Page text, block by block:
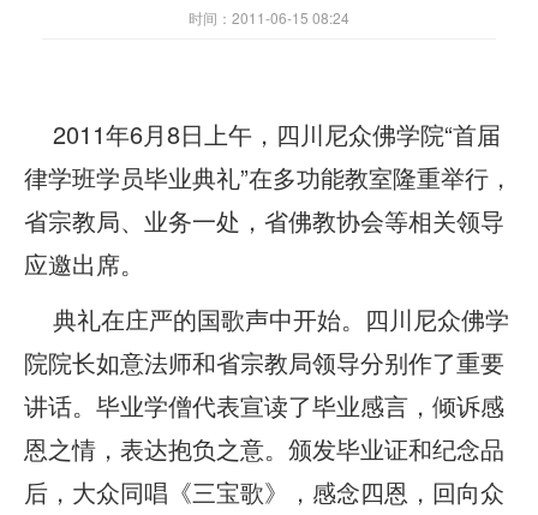
时间：2011-06-15 08:24
2011年6月8日上午，四川尼众佛学院“首届
律学班学员毕业典礼”在多功能教室隆重举行，
省宗教局、业务一处，省佛教协会等相关领导
应邀出席。
典礼在庄严的国歌声中开始。四川尼众佛学
院院长如意法师和省宗教局领导分别作了重要
讲话。毕业学僧代表宣读了毕业感言，倾诉感
恩之情，表达抱负之意。颁发毕业证和纪念品
后，大众同唱《三宝歌》，感念四恩，回向众